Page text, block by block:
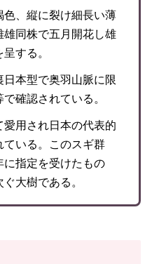
、縦に裂け細長い薄
雄同株で五月開花し雄
する。
本型で奥羽山脈に限
確認されている。
用され日本の代表的
ている。このスギ群
に指定を受けたもの
大樹である。